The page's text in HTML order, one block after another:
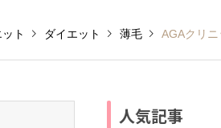
ト ダイエット 薄毛 AGAクリ
人気記事